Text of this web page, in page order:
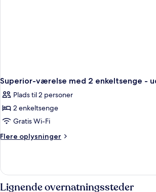
Superior-værelse med 2 enkeltsenge -
Plads til 2 personer
2 enkeltsenge
Gratis Wi-Fi
Flere oplysninger
Flere
værelse
med
Lignende overnatningssteder